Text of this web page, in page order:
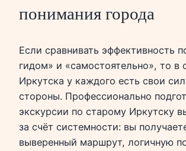
понимания города
Если сравнивать эффективность
гидом» и «самостоятельно», то в
Иркутска у каждого есть свои
стороны. Профессионально
экскурсии по старому Иркутску
за счёт системности: вы
выверенный маршрут, логичную